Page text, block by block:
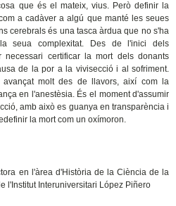
que és el mateix, vius. Però definir la
a cadàver a algú que manté les seues
cerebrals és una tasca àrdua que no s'ha
seua complexitat. Des de l'inici dels
necessari certificar la mort dels donants
de la por a la vivisecció i al sofriment.
molt des de llavors, així com la
en l'anestèsia. És el moment d'assumir
amb això es guanya en transparència i
la mort com un oxímoron.
en l'àrea d'Història de la Ciència de la
l'Institut Interuniversitari López Piñero